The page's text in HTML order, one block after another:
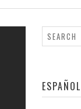
ESPAÑOL